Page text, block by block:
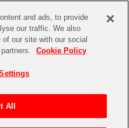
and ads, to provide
our traffic. We also
our site with our social
Cookie Policy
All